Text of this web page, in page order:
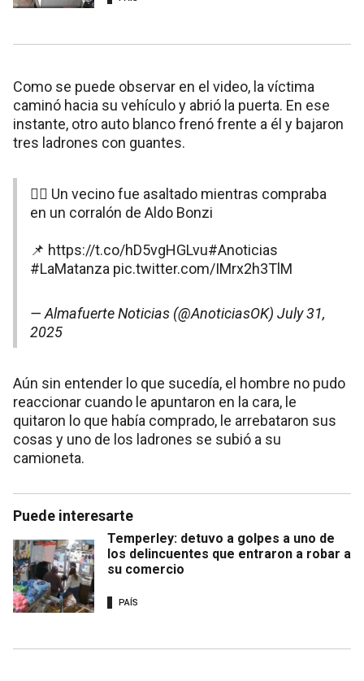
Como se puede observar en el video, la víctima
caminó hacia su vehículo y abrió la puerta. En ese
instante, otro auto blanco frenó frente a él y bajaron
tres ladrones con guantes.
👉🏻 Un vecino fue asaltado mientras compraba
en un corralón de Aldo Bonzi
📌 https://t.co/hD5vgHGLvu#Anoticias
#LaMatanza pic.twitter.com/IMrx2h3TlM
— Almafuerte Noticias (@AnoticiasOK) July 31,
2025
Aún sin entender lo que sucedía, el hombre no pudo
reaccionar cuando le apuntaron en la cara, le
quitaron lo que había comprado, le arrebataron sus
cosas y uno de los ladrones se subió a su
camioneta.
Puede interesarte
Temperley: detuvo a golpes a uno de
los delincuentes que entraron a robar a
su comercio
PAÍS